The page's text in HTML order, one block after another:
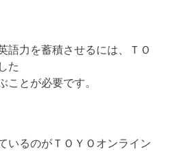
語力を蓄積させるには、ＴＯ
た
ことが必要です。
いるのがＴＯＹＯオンライン